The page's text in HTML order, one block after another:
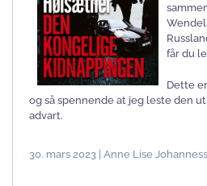
får du
Dette
og så spennende at jeg leste den
advart.
30. mars 2023 | Anne Lise